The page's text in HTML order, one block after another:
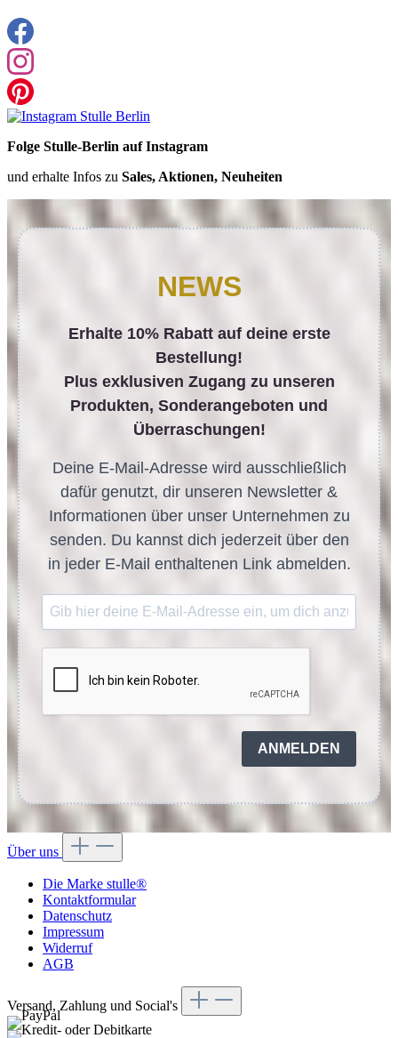
Folge Stulle-Berlin auf Instagram
und erhalte Infos zu Sales, Aktionen, Neuheiten
NEWS
Erhalte 10% Rabatt auf deine erste
Bestellung!
Plus exklusiven Zugang zu unseren
Produkten, Sonderangeboten und
Überraschungen!
Deine E-Mail-Adresse wird ausschließlich
dafür genutzt, dir unseren Newsletter &
Informationen über unser Unternehmen zu
senden. Du kannst dich jederzeit über den
in jeder E-Mail enthaltenen Link abmelden.
ANMELDEN
Über uns
Die Marke stulle®
Kontaktformular
Datenschutz
Impressum
Widerruf
AGB
Versand, Zahlung und Social's